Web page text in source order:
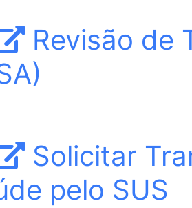
Revisão de
Solicitar
pelo SUS